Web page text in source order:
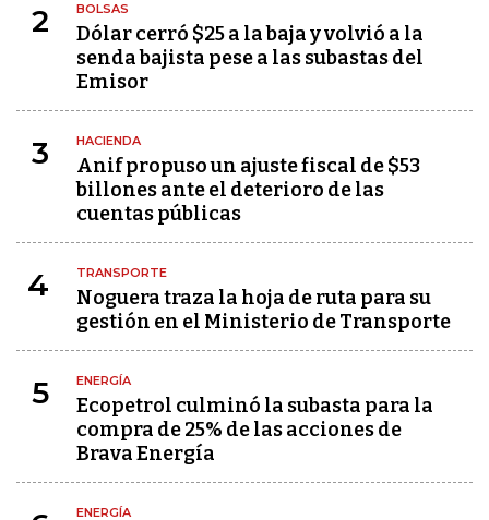
2 BOLSAS
Dólar cerró $25 a la baja y volvió a la
senda bajista pese a las subastas del
Emisor
3 HACIENDA
Anif propuso un ajuste fiscal de $53
billones ante el deterioro de las
cuentas públicas
4 TRANSPORTE
Noguera traza la hoja de ruta para su
gestión en el Ministerio de Transporte
5 ENERGÍA
Ecopetrol culminó la subasta para la
compra de 25% de las acciones de
Brava Energía
ENERGÍA